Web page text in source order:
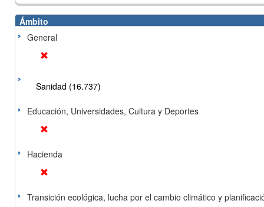
Ámbito
General
Sanidad (16.737)
Educación, Universidades, Cultura y Deportes
Hacienda
Transición ecológica, lucha por el cambio climático y